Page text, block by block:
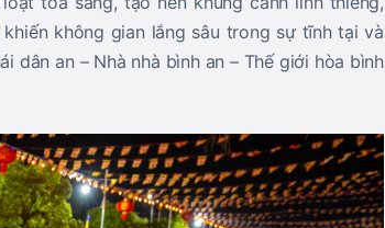
không gian lắng sâu trong sự tĩnh tại và
dân an – Nhà nhà bình an – Thế giới hòa bình